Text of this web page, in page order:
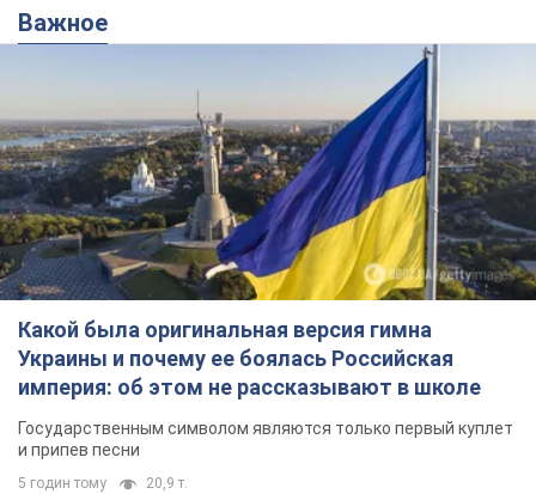
Важное
Какой была оригинальная версия гимна
Украины и почему ее боялась Российская
империя: об этом не рассказывают в школе
Государственным символом являются только первый куплет
и припев песни
5 годин тому 20,9 т.